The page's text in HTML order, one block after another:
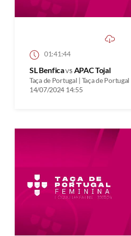
01:41:44
SL Benficavs APAC Tojal
Taça de Portugal | Taça de
14/07/2024 14:55